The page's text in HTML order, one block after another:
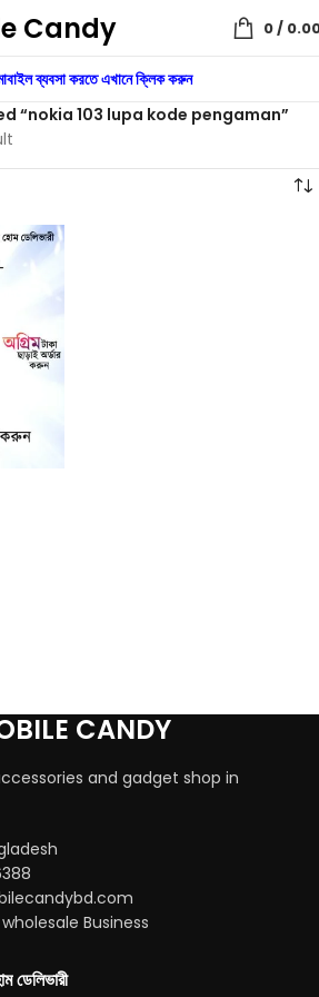
Candy 0/
ব্যবসা করতে এখানে ক্লিক করুন
“nokia 103 lupa kode pengaman”
CANDY
and gadget shop in
Business
ডেলিভারী